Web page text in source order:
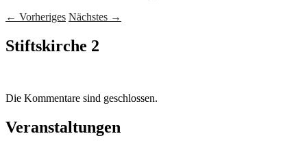
Bilder-
← Vorheriges Nächstes →
Stiftskirche 2
Die Kommentare sind geschlossen.
Primärer
Veranstaltungen